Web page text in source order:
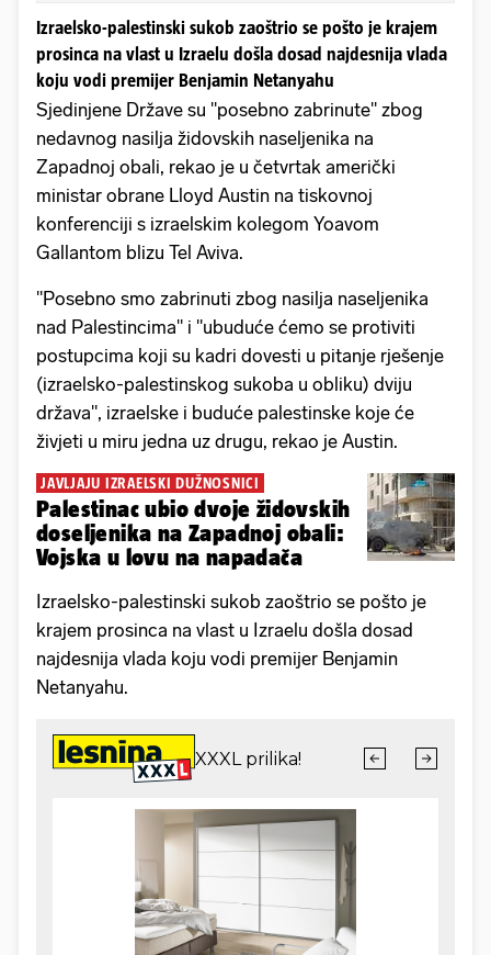
Izraelsko-palestinski sukob zaoštrio se pošto je krajem
prosinca na vlast u Izraelu došla dosad najdesnija vlada
koju vodi premijer Benjamin Netanyahu
Sjedinjene Države su "posebno zabrinute" zbog
nedavnog nasilja židovskih naseljenika na
Zapadnoj obali, rekao je u četvrtak američki
ministar obrane Lloyd Austin na tiskovnoj
konferenciji s izraelskim kolegom Yoavom
Gallantom blizu Tel Aviva.
"Posebno smo zabrinuti zbog nasilja naseljenika
nad Palestincima" i "ubuduće ćemo se protiviti
postupcima koji su kadri dovesti u pitanje rješenje
(izraelsko-palestinskog sukoba u obliku) dviju
država", izraelske i buduće palestinske koje će
živjeti u miru jedna uz drugu, rekao je Austin.
JAVLJAJU IZRAELSKI DUŽNOSNICI
Palestinac ubio dvoje židovskih
doseljenika na Zapadnoj obali:
Vojska u lovu na napadača
Izraelsko-palestinski sukob zaoštrio se pošto je
krajem prosinca na vlast u Izraelu došla dosad
najdesnija vlada koju vodi premijer Benjamin
Netanyahu.